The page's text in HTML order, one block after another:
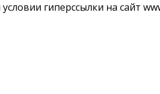
гиперссылки на сайт